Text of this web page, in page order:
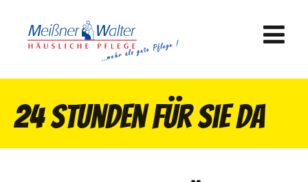
24 Stunden für Sie da